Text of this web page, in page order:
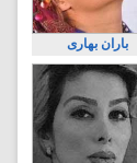
باران بهاری